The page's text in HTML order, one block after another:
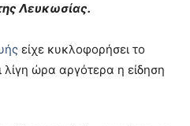
Λευκωσίας.
είχε κυκλοφορήσει το
λίγη ώρα αργότερα η είδηση